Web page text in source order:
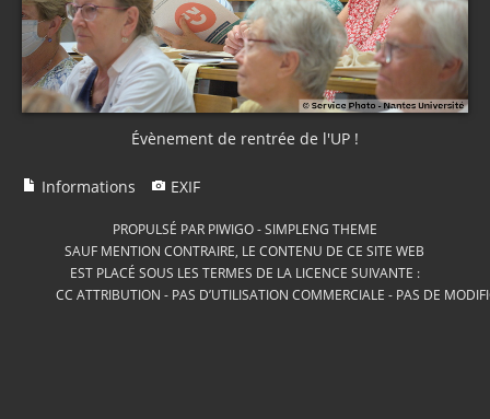
Évènement de rentrée de l'UP !
Informations EXIF
PROPULSÉ PAR PIWIGO-SIMPLENG THEME
SAUF MENTION CONTRAIRE, LE CONTENU DE CE SITE WEB
EST PLACÉ SOUS LES TERMES DE LA LICENCE SUIVANTE :
CC ATTRIBUTION - PAS D’UTILISATION COMMERCIALE - PAS DE